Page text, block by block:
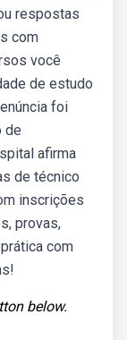
respostas
com
você
de estudo
foi
de
afirma
de técnico
inscrições
provas,
com
below.